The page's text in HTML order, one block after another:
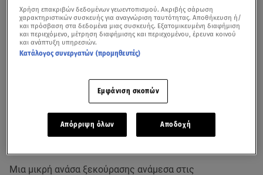
Μια μικρή ανάσα ξεκούρασης ανάμεσα στις
Χρήση επακριβών δεδομένων γεωεντοπισμού. Ακριβής σάρωση
χαρακτηριστικών συσκευής για αναγνώριση ταυτότητας. Αποθήκευση ή/
και πρόσβαση στα δεδομένα μιας συσκευής. Εξατομικευμένη διαφήμιση
και περιεχόμενο, μέτρηση διαφήμισης και περιεχομένου, έρευνα κοινού
και ανάπτυξη υπηρεσιών.
Κατάλογος συνεργατών (προμηθευτές)
Εμφάνιση σκοπών
Απόρριψη όλων Αποδοχή